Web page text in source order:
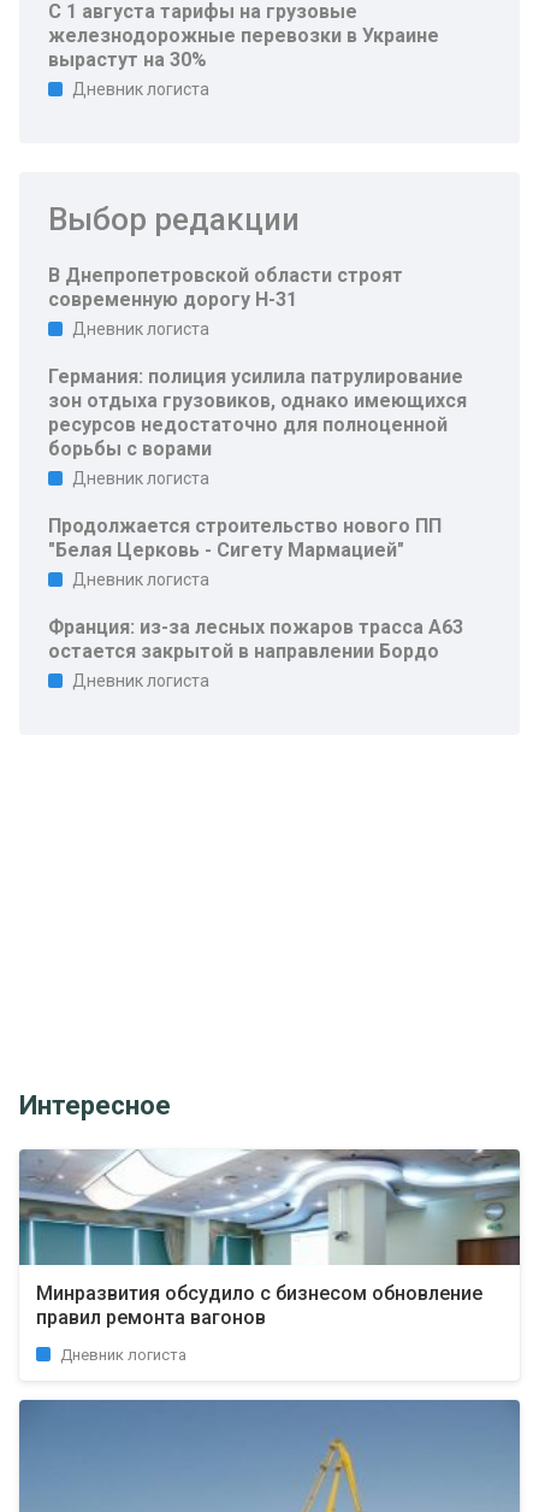
С 1 августа тарифы на грузовые
железнодорожные перевозки в Украине
вырастут на 30%
Дневник логиста
Выбор редакции
В Днепропетровской области строят
современную дорогу Н-31
Дневник логиста
Германия: полиция усилила патрулирование
зон отдыха грузовиков, однако имеющихся
ресурсов недостаточно для полноценной
борьбы с ворами
Дневник логиста
Продолжается строительство нового ПП
"Белая Церковь - Сигету Мармацией"
Дневник логиста
Франция: из-за лесных пожаров трасса A63
остается закрытой в направлении Бордо
Дневник логиста
Интересное
Минразвития обсудило с бизнесом обновление
правил ремонта вагонов
Дневник логиста